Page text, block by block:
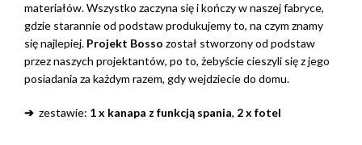
materiałów. Wszystko zaczyna się i kończy w naszej fabryce,
gdzie starannie od podstaw produkujemy to, na czym znamy
się najlepiej. Projekt Bosso został stworzony od podstaw
przez naszych projektantów, po to, żebyście cieszyli się z jego
posiadania za każdym razem, gdy wejdziecie do domu.
➔ zestawie: 1 x kanapa z funkcją spania, 2 x fotel